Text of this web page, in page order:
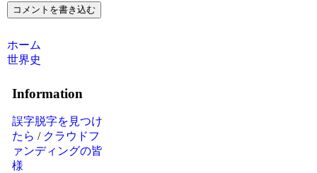
コメントを書き込む
ホーム
世界史
Information
誤字脱字を見つけ
たら / クラウドフ
ァンディングの皆
様